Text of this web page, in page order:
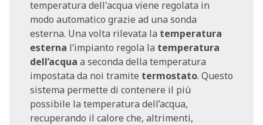
temperatura dell'acqua viene regolata in
modo automatico grazie ad una sonda
esterna. Una volta rilevata la temperatura
esterna l’impianto regola la temperatura
dell’acqua a seconda della temperatura
impostata da noi tramite termostato. Questo
sistema permette di contenere il più
possibile la temperatura dell’acqua,
recuperando il calore che, altrimenti,